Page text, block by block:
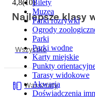
Bilety
Muzea
Parki rozrywki
Ogrody
Parki
Parki wodne
Karty miejskie
Punkty
Tarasy widokowe
Akwaria
Doświadczenia
4,8(10)
Najlepsze klasy
Wszystko
Warsztaty